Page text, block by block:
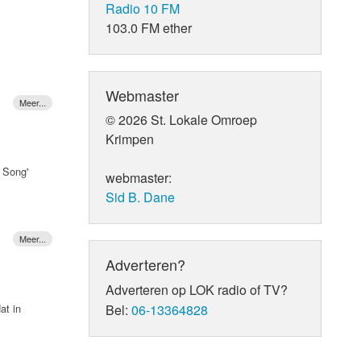
in
Radio 10 FM
103.0 FM ether
Webmaster
© 2026 St. Lokale Omroep
Krimpen
webmaster:
Sid B. Dane
Adverteren?
Adverteren op LOK radio of TV?
Bel:06-13364828